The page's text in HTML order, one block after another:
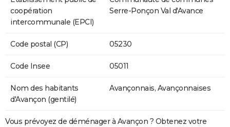
coopération
intercommunale (EPCI)
Serre-Ponçon Val d'Avance
Code postal (CP) 05230
Code Insee 05011
Nom des habitants
d'Avançon (gentilé)
Avançonnais, Avançonnaises
Vous prévoyez de déménager à Avançon ? Obtenez votre